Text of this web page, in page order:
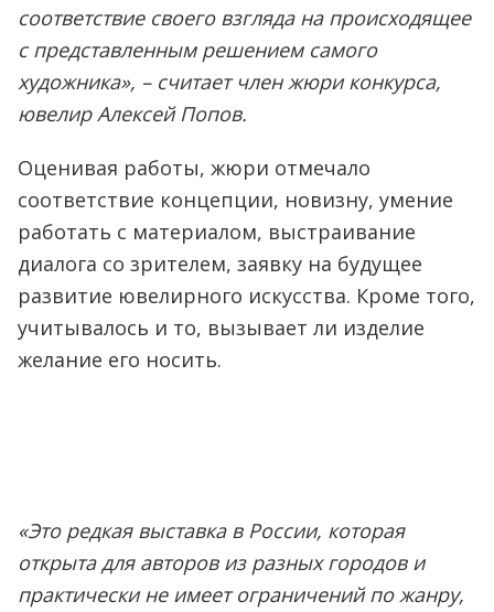
соответствие своего взгляда на происходящее
с представленным решением самого
художника», – считает член жюри конкурса,
ювелир Алексей Попов.
Оценивая работы, жюри отмечало
соответствие концепции, новизну, умение
работать с материалом, выстраивание
диалога со зрителем, заявку на будущее
развитие ювелирного искусства. Кроме того,
учитывалось и то, вызывает ли изделие
желание его носить.
«Это редкая выставка в России, которая
открыта для авторов из разных городов и
практически не имеет ограничений по жанру,